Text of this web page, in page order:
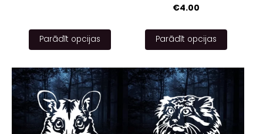
Parādīt opcijas
€4.00
Parādīt opcijas